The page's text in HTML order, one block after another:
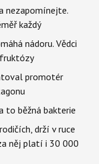
nezapomínejte.
každý
nádoru. Vědci
promotér
to běžná bakterie
drží v ruce
něj platí i 30 000